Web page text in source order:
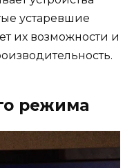
устаревшие
их возможности и
режима